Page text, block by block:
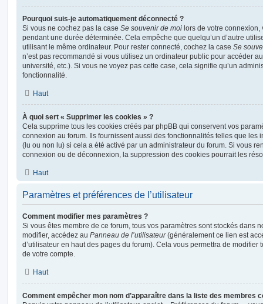
Pourquoi suis-je automatiquement déconnecté ?
Si vous ne cochez pas la case Se souvenir de moi lors de votre connexion,
pendant une durée déterminée. Cela empêche que quelqu’un d’autre
utilisant le même ordinateur. Pour rester connecté, cochez la case Se
n’est pas recommandé si vous utilisez un ordinateur public pour accéder
université, etc.). Si vous ne voyez pas cette case, cela signifie qu’un
fonctionnalité.
Haut
À quoi sert « Supprimer les cookies » ?
Cela supprime tous les cookies créés par phpBB qui conservent vos
connexion au forum. Ils fournissent aussi des fonctionnalités telles que les
(lu ou non lu) si cela a été activé par un administrateur du forum. Si vous
connexion ou de déconnexion, la suppression des cookies pourrait les
Haut
Paramètres et préférences de l’utilisateur
Comment modifier mes paramètres ?
Si vous êtes membre de ce forum, tous vos paramètres sont stockés dans
modifier, accédez au Panneau de l’utilisateur(généralement ce lien est
d’utilisateur en haut des pages du forum). Cela vous permettra de modifier
de votre compte.
Haut
Comment empêcher mon nom d’apparaître dans la liste des membres